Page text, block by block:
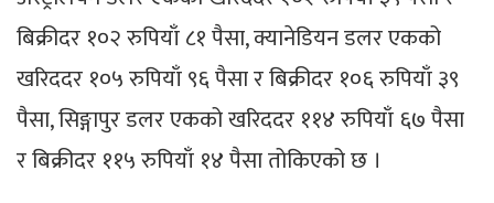
बिक्रीदर १०२ रुपियाँ ८१ पैसा, क्यानेडियन डलर एकको
खरिददर १०५ रुपियाँ ९६ पैसा र बिक्रीदर १०६ रुपियाँ ३९
पैसा, सिङ्गापुर डलर एकको खरिददर ११४ रुपियाँ ६७ पैसा
र बिक्रीदर ११५ रुपियाँ १४ पैसा तोकिएको छ ।